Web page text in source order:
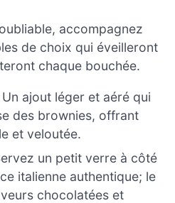
accompagnez
de choix qui éveilleront
chaque bouchée.
Un ajout léger et aéré qui
des brownies, offrant
et veloutée.
un petit verre à côté
italienne authentique; le
chocolatées et